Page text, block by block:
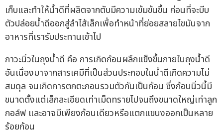
เก็บและทำให้น้ำดีที่ผลิตจากตับมีความเข้มข้นขึ้น ก่อนที่จะบีบ
ตัวปล่อยน้ำดีออกสู่ลำไส้เล็กเพื่อทำหน้าที่ย่อยสลายไขมันจาก
อาหารที่เรารับประทานเข้าไป
ภาวะนิ่วในถุงน้ำดี คือ การเกิดก้อนผลึกแข็งขึ้นภายในถุงน้ำดี
อันเนื่องมาจากสารเคมีที่เป็นส่วนประกอบในน้ำดีเกิดความไม่
สมดุล จนเกิดการตกตะกอนรวมตัวกันเป็นก้อน ซึ่งก้อนนิ่วนี้มี
ขนาดตั้งแต่เล็กละเอียดเท่าเม็ดทรายไปจนถึงขนาดใหญ่เท่าลูก
กอล์ฟ และอาจมีเพียงก้อนเดียวหรือแตกแขนงออกเป็นหลาย
ร้อยก้อน